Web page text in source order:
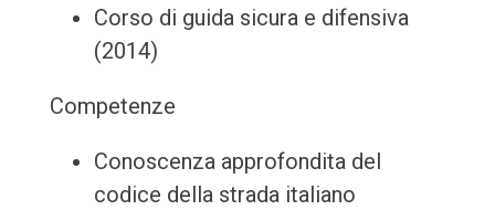
Corso di guida sicura e difensiva
(2014)
Competenze
Conoscenza approfondita del
codice della strada italiano